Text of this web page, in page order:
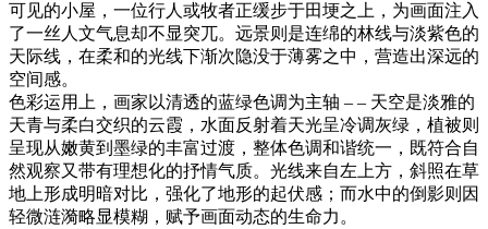
可见的小屋，一位行人或牧者正缓步于田埂之上，为画面注入
了一丝人文气息却不显突兀。远景则是连绵的林线与淡紫色的
天际线，在柔和的光线下渐次隐没于薄雾之中，营造出深远的
空间感。
色彩运用上，画家以清透的蓝绿色调为主轴 – – 天空是淡雅的
天青与柔白交织的云霞，水面反射着天光呈冷调灰绿，植被则
呈现从嫩黄到墨绿的丰富过渡，整体色调和谐统一，既符合自
然观察又带有理想化的抒情气质。光线来自左上方，斜照在草
地上形成明暗对比，强化了地形的起伏感；而水中的倒影则因
轻微涟漪略显模糊，赋予画面动态的生命力。